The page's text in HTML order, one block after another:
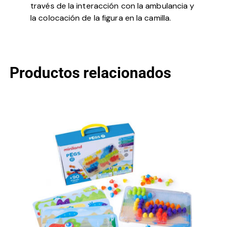
través de la interacción con la ambulancia y
la colocación de la figura en la camilla.
Productos relacionados